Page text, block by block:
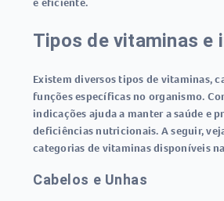
Tipos de vitaminas e
Existem diversostipos de vitaminas,
funções específicas no organismo.
indicações ajuda a manter a saúde e
deficiências nutricionais. A seguir,
categorias de vitaminas disponíveis
Cabelos e Unhas